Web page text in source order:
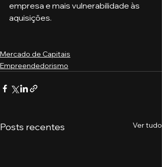
empresa e mais vulnerabilidade às
aquisições.
Mercado de Capitais
Empreendedorismo
Posts recentes Ver tudo